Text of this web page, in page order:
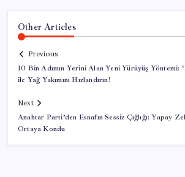
Other Articles
Previous
10 Bin Adımın Yerini Alan Yeni Yürüyüş Yöntemi:
ile Yağ Yakımını Hızlandırın!
Next
Anahtar Parti’den Esnafın Sessiz Çığlığı: Yapay
Ortaya Kondu